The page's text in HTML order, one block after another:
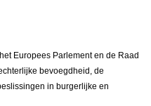
Europees Parlement en de Raad
bevoegdheid, de
in burgerlijke en